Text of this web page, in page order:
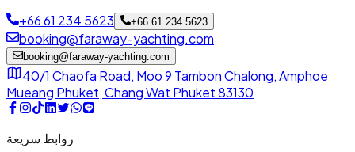
+66 61 234 5623 +66 61 234 5623
booking@faraway-yachting.com
booking@faraway-yachting.com
40/1 Chaofa Road, Moo 9 Tambon Chalong, Amphoe
Mueang Phuket, Chang Wat Phuket 83130
روابط سريعة